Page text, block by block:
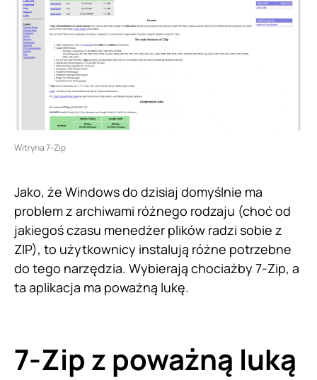
Witryna 7-Zip
Jako, że Windows do dzisiaj domyślnie ma
problem z archiwami różnego rodzaju (choć od
jakiegoś czasu menedżer plików radzi sobie z
ZIP), to użytkownicy instalują różne potrzebne
do tego narzędzia. Wybierają chociażby 7-Zip, a
ta aplikacja ma poważną lukę.
7-Zip z poważną luką